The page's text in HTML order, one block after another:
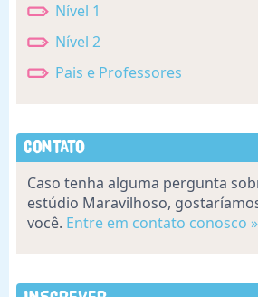
Nível 1
Nível 2
Pais e Professores
Contato
Caso tenha alguma pergunta
estúdio Maravilhoso,
você. Entre em contato conosco »